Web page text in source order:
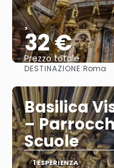
>
32 €
Prezzo totale
DESTINAZIONE:Roma
Basilica
–
Scuole
1 ESPERIENZA